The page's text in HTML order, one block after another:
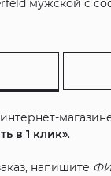
мужской с
в 1 клик».
напишите